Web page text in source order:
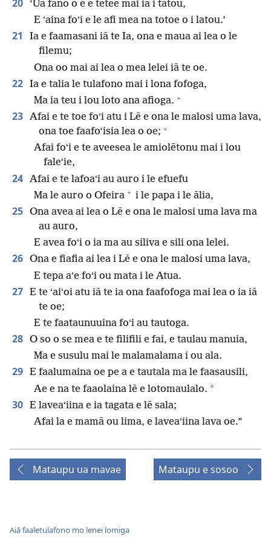
20
‘Ua fano o ē e tetee mai iā i tatou,
E ʻaina foʻi e le afi mea na totoe o i latou.’
21
Ia e faamasani iā te Ia, ona e maua ai lea o le
filemu;
Ona oo mai ai lea o mea lelei iā te oe.
22 Ia e talia le tulafono mai i lona fofoga,
Ma ia teu i lou loto ana afioga. +
23 Afai e te toe foʻi atu i Lē e ona le malosi uma lava,
ona toe faafo‘isia lea o oe; +
Afai foʻi e te aveesea le amiolētonu mai i lou
faleʻie,
24 Afai e te lafoaʻi au auro i le efuefu
Ma le auro o Ofeira + i le papa i le ālia,
25 Ona avea ai lea o Lē e ona le malosi uma lava ma
au auro,
E avea foʻi o ia ma au siliva e sili ona lelei.
26 Ona e fiafia ai lea i Lē e ona le malosi uma lava,
E tepa aʻe foʻi ou mata i le Atua.
27 E te ʻaiʻoi atu iā te ia ona faafofoga mai lea o ia iā
te oe;
E te faataunuuina foʻi au tautoga.
28 O so o se mea e te filifili e fai, e taulau manuia,
Ma e susulu mai le malamalama i ou ala.
29 E faalumaina oe pe a e tautala ma le faasausili,
Ae e na te faaolaina lē e lotomaulalo. *
30 E laveaʻiina e ia tagata e lē sala;
Afai la e mamā ou lima, e laveaʻiina lava oe.”
Mataupu ua mavae Mataupu e sosoo
Aiā faaletulafono mo lenei lomiga